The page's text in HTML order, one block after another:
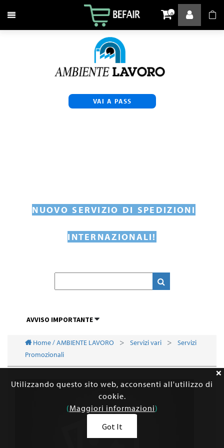
Attiva / disattiva la navigazione 0
VAI A PASS
NUOVO SERVIZIO DI SPEDIZIONI
INTERNAZIONALI!
AVVISO IMPORTANTE
Home / AMBIENTE LAVORO Servizi vari
Servizi
Promozionali
Utilizzando questo sito web, acconsenti all'utilizzo di
cookie.
(Maggiori informazioni)
Got It